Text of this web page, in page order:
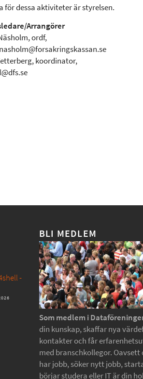
för dessa aktiviteter är styrelsen.
Arrangörer
ordf,
koordinator,
-
BLI MEDLEM
Som medlem i
din kunskap, skaffar nya
kontakter och får
med branschkollegor. Oavsett
har jobb, söker nytt jobb,
börjar studera eller IT är din